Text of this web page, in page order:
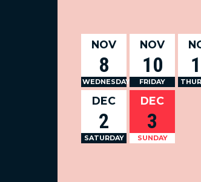
NOV
8
WEDNESDAY
NOV
10
FRIDAY
DEC
2
SATURDAY
DEC
3
SUNDAY